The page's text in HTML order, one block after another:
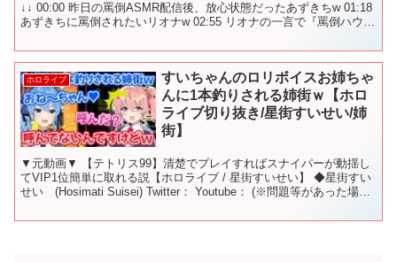
↓↓ 00:00 昨日の罵倒ASMR配信後、放心状態だったあずきちw 01:18
あずきちに罵倒されたいリオナw 02:55 リオナの一言で『罵倒ハウス
ホロライブ
すいちゃんのロリボイスお姉ちゃ
んに1本釣りされる姉街ｗ【ホロ
ライブ切り抜き/星街すいせい/姉
街】
▼元動画▼ 【テトリス99】清楚でプレイすればスナイパーが動揺し
てVIP1位簡単に取れる説【ホロライブ / 星街すいせい】 ◆星街すい
せい (Hosimati Suisei) Twitter： Youtube： (※問題等があった場合